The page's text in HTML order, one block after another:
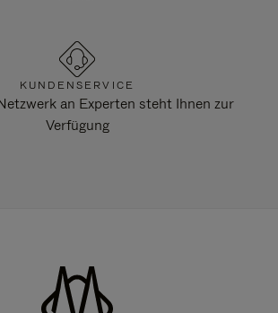
KUNDENSERVICE
an Experten steht Ihnen zur
Verfügung